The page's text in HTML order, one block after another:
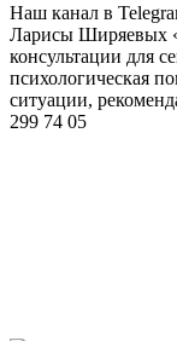
Наш канал в
Ларисы Ширяевых
консультации для
психологическая
ситуации,
299 74 05